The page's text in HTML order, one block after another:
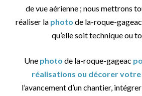
de vue aérienne ; nous mettrons
réaliser la photo de la-roque-
qu’elle soit technique ou
Une photo de la-roque-gageac
réalisations ou décorer votre
l’avancement d’un chantier,